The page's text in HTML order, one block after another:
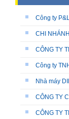
Công ty
CHI
CÔNG TY
Công ty
Nhà máy
CÔNG TY
CÔNG TY